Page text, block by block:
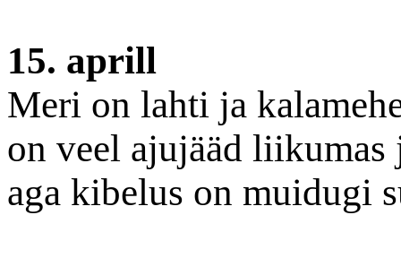
15. aprill
Meri on lahti ja
on veel ajujääd liikumas
aga kibelus on muidugi